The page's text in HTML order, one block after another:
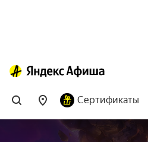
Сертификаты